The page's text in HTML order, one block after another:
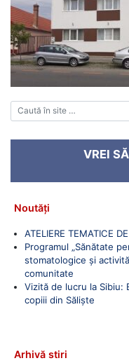
VREI
Noutăți
ATELIERE TEMATICE
Programul „Sănătate
stomatologice și
comunitate
Vizită de lucru la
copiii din Săliște
Arhivă stiri